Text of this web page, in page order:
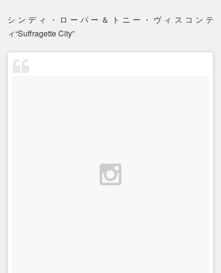
シンディ・ローパー＆トニー・ヴィスコンテ
ィ“Suffragette City”